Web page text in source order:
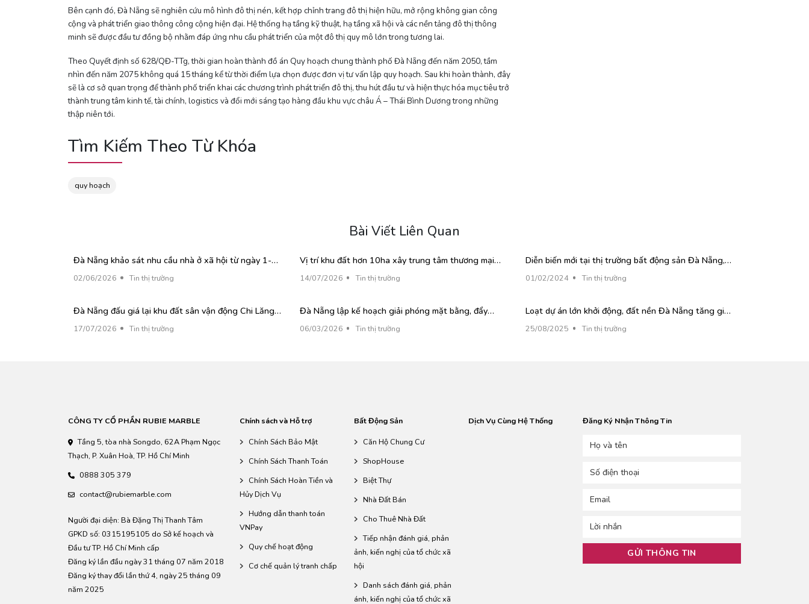
Bên cạnh đó, Đà Nẵng sẽ nghiên cứu mô hình đô thị nén, kết hợp chỉnh trang đô thị hiện hữu, mở rộng không gian công
cộng và phát triển giao thông công cộng hiện đại. Hệ thống hạ tầng kỹ thuật, hạ tầng xã hội và các nền tảng đô thị thông
minh sẽ được đầu tư đồng bộ nhằm đáp ứng nhu cầu phát triển của một đô thị quy mô lớn trong tương lai.
Theo Quyết định số 628/QĐ-TTg, thời gian hoàn thành đồ án Quy hoạch chung thành phố Đà Nẵng đến năm 2050, tầm
nhìn đến năm 2075 không quá 15 tháng kể từ thời điểm lựa chọn được đơn vị tư vấn lập quy hoạch. Sau khi hoàn thành, đây
sẽ là cơ sở quan trọng để thành phố triển khai các chương trình phát triển đô thị, thu hút đầu tư và hiện thực hóa mục tiêu trở
thành trung tâm kinh tế, tài chính, logistics và đổi mới sáng tạo hàng đầu khu vực châu Á – Thái Bình Dương trong những
thập niên tới.
Tìm Kiếm Theo Từ Khóa
quy hoạch
Bài Viết Liên Quan
Đà Nẵng khảo sát nhu cầu nhà ở xã hội từ ngày 1-
30/6
02/06/2026 Tin thị trường
Vị trí khu đất hơn 10ha xây trung tâm thương mại
AEON Mall Đà Nẵng Hòa Xuân
14/07/2026 Tin thị trường
Diễn biến mới tại thị trường bất động sản Đà Nẵng,
nhà đầu tư “cá mập” xuất hiện
01/02/2024 Tin thị trường
Đà Nẵng đấu giá lại khu đất sân vận động Chi Lăng
với giá khởi điểm 9.320 tỷ đồng
17/07/2026 Tin thị trường
Đà Nẵng lập kế hoạch giải phóng mặt bằng, đẩy
nhanh tiến độ các dự án đầu tư công
06/03/2026 Tin thị trường
Loạt dự án lớn khởi động, đất nền Đà Nẵng tăng giá
mạnh
25/08/2025 Tin thị trường
CÔNG TY CỔ PHẦN RUBIE MARBLE
Tầng 5, tòa nhà Songdo, 62A Phạm Ngọc
Thạch, P. Xuân Hoà, TP. Hồ Chí Minh
0888 305 379
contact@rubiemarble.com
Người đại diện: Bà Đặng Thị Thanh Tâm
GPKD số: 0315195105 do Sở kế hoạch và
Đầu tư TP. Hồ Chí Minh cấp
Đăng ký lần đầu ngày 31 tháng 07 năm 2018
Đăng ký thay đổi lần thứ 4, ngày 25 tháng 09
năm 2025
Chính sách và Hỗ trợ
Chính Sách Bảo Mật
Chính Sách Thanh Toán
Chính Sách Hoàn Tiền và
Hủy Dịch Vụ
Hướng dẫn thanh toán
VNPay
Quy chế hoạt động
Cơ chế quản lý tranh chấp
Bất Động Sản
Căn Hộ Chung Cư
ShopHouse
Biệt Thự
Nhà Đất Bán
Cho Thuê Nhà Đất
Tiếp nhận đánh giá, phản
ảnh, kiến nghị của tổ chức xã
hội
Danh sách đánh giá, phản
ánh, kiến nghị của tổ chức xã
Dịch Vụ Cùng Hệ Thống Đăng Ký Nhận Thông Tin